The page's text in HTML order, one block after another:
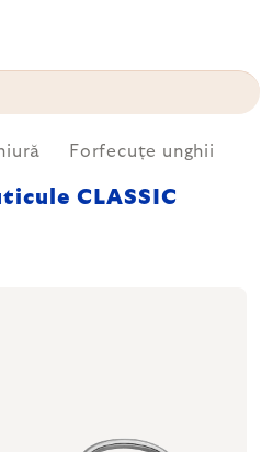
Forfecuțe unghii
CLASSIC